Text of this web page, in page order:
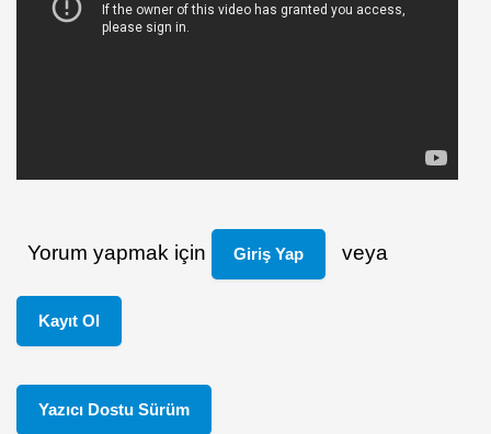
Yorum yapmak için Giriş Yap veya
Kayıt Ol
Yazıcı Dostu Sürüm